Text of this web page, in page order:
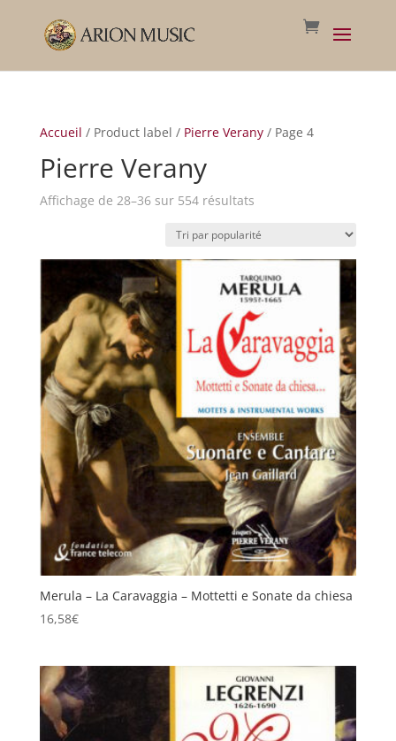
Accueil / Product label / Pierre Verany/ Page 4
Pierre Verany
Affichage de 28–36 sur 554 résultatsTrié
popularité
Merula – La Caravaggia – Mottetti e Sonate da chiesa
16,58€